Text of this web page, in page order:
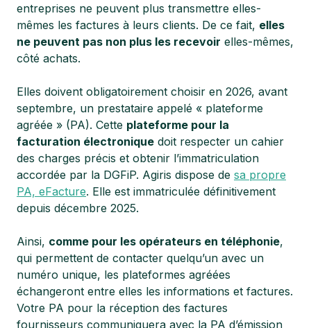
entreprises ne peuvent plus transmettre elles-
mêmes les factures à leurs clients. De ce fait, elles
ne peuvent pas non plus les recevoir elles-mêmes,
côté achats.
Elles doivent obligatoirement choisir en 2026, avant
septembre, un prestataire appelé « plateforme
agréée » (PA). Cette plateforme pour la
facturation électronique doit respecter un cahier
des charges précis et obtenir l’immatriculation
accordée par la DGFiP. Agiris dispose de sa propre
PA, eFacture. Elle est immatriculée définitivement
depuis décembre 2025.
Ainsi, comme pour les opérateurs en téléphonie,
qui permettent de contacter quelqu’un avec un
numéro unique, les plateformes agréées
échangeront entre elles les informations et factures.
Votre PA pour la réception des factures
fournisseurs communiquera avec la PA d’émission